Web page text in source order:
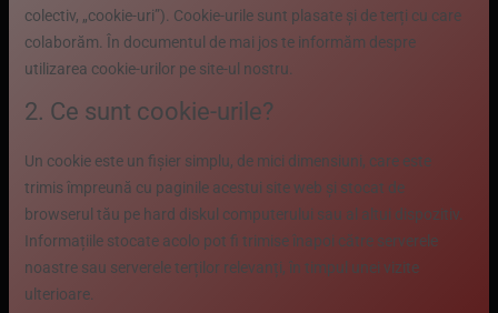
colectiv, „cookie-uri”). Cookie-urile sunt plasate și de terți cu care
colaborăm. În documentul de mai jos te informăm despre
utilizarea cookie-urilor pe site-ul nostru.
2. Ce sunt cookie-urile?
Un cookie este un fișier simplu, de mici dimensiuni, care este
trimis împreună cu paginile acestui site web și stocat de
browserul tău pe hard diskul computerului sau al altui dispozitiv.
Informațiile stocate acolo pot fi trimise înapoi către serverele
noastre sau serverele terților relevanți, în timpul unei vizite
ulterioare.